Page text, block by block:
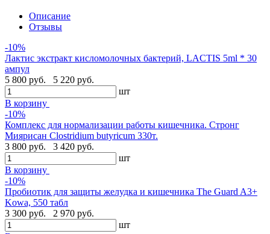
Описание
Отзывы
-10%
Лактис экстракт кисломолочных бактерий, LACTIS 5ml * 30
ампул
5 800 руб.
5 220 руб.
шт
В корзину
-10%
Комплекс для нормализации работы кишечника. Стронг
Миярисан Clostridium butyricum 330т.
3 800 руб.
3 420 руб.
шт
В корзину
-10%
Пробиотик для защиты желудка и кишечника The Guard A3+
Kowa, 550 табл
3 300 руб.
2 970 руб.
шт